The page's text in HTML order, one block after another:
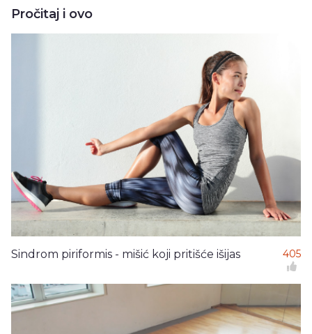
Pročitaj i ovo
Sindrom piriformis - mišić koji pritišće išijas 405